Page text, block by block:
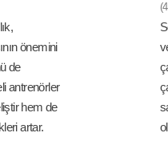
önemini
de
antrenörler
hem de
artar.